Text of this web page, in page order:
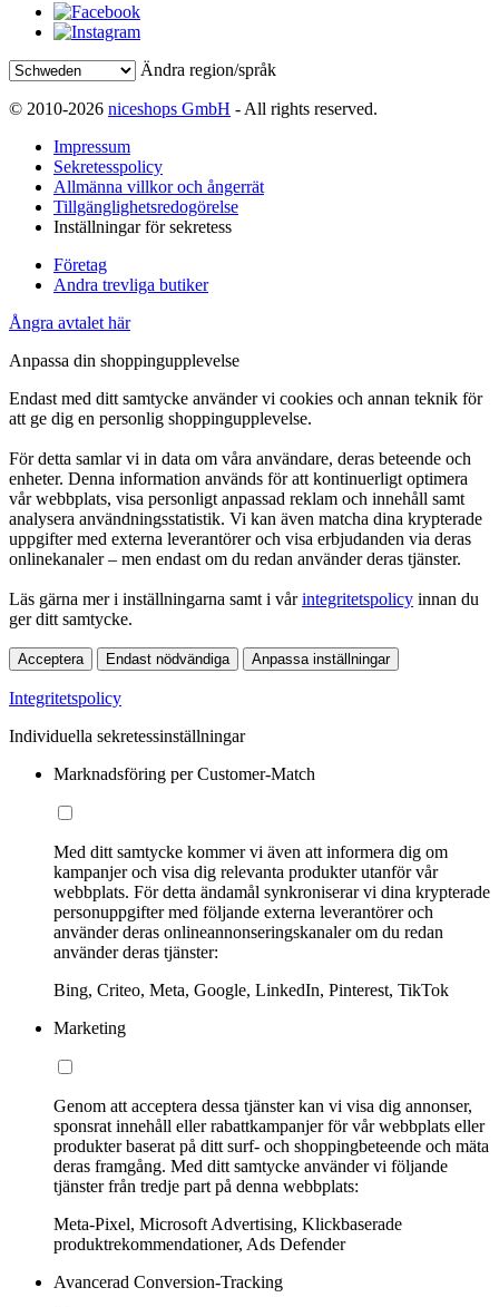
Ändra region/språk
© 2010-2026 niceshops GmbH - All rights reserved.
Impressum
Sekretesspolicy
Allmänna villkor och ångerrät
Tillgänglighetsredogörelse
Inställningar för sekretess
Företag
Andra trevliga butiker
Ångra avtalet här
Anpassa din shoppingupplevelse
Endast med ditt samtycke använder vi cookies och annan teknik för
att ge dig en personlig shoppingupplevelse.
För detta samlar vi in data om våra användare, deras beteende och
enheter. Denna information används för att kontinuerligt optimera
vår webbplats, visa personligt anpassad reklam och innehåll samt
analysera användningsstatistik. Vi kan även matcha dina krypterade
uppgifter med externa leverantörer och visa erbjudanden via deras
onlinekanaler – men endast om du redan använder deras tjänster.
Läs gärna mer i inställningarna samt i vårintegritetspolicy innan du
ger ditt samtycke.
Acceptera Endast nödvändiga Anpassa inställningar
Integritetspolicy
Individuella sekretessinställningar
Marknadsföring per Customer-Match
Med ditt samtycke kommer vi även att informera dig om
kampanjer och visa dig relevanta produkter utanför vår
webbplats. För detta ändamål synkroniserar vi dina krypterade
personuppgifter med följande externa leverantörer och
använder deras onlineannonseringskanaler om du redan
använder deras tjänster:
Bing, Criteo, Meta, Google, LinkedIn, Pinterest, TikTok
Marketing
Genom att acceptera dessa tjänster kan vi visa dig annonser,
sponsrat innehåll eller rabattkampanjer för vår webbplats eller
produkter baserat på ditt surf- och shoppingbeteende och mäta
deras framgång. Med ditt samtycke använder vi följande
tjänster från tredje part på denna webbplats:
Meta-Pixel, Microsoft Advertising, Klickbaserade
produktrekommendationer, Ads Defender
Avancerad Conversion-Tracking